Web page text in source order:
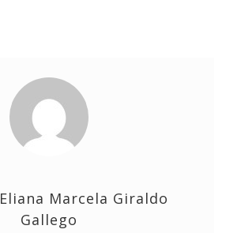
Eliana Marcela Giraldo
Gallego